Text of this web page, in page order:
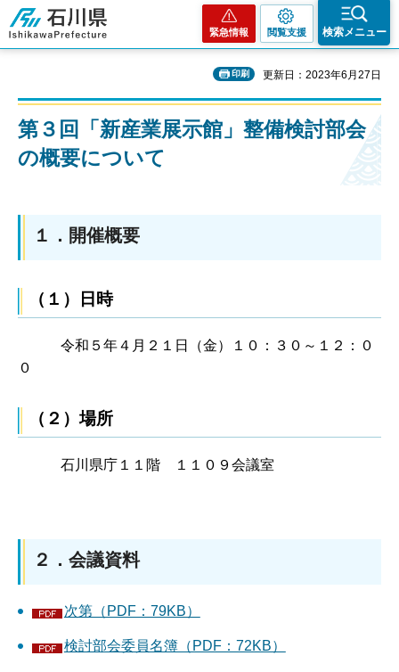
石川県
緊急情報 閲覧支援 検索メニュー
印刷 更新日：2023年6月27日
第３回「新産業展示館」整備検討部会
の概要について
１．開催概要
（１）日時
令和５年４月２１日（金）１０：３０～１２：０
０
（２）場所
石川県庁１１階 １１０９会議室
２．会議資料
次第（PDF：79KB）
検討部会委員名簿（PDF：72KB）